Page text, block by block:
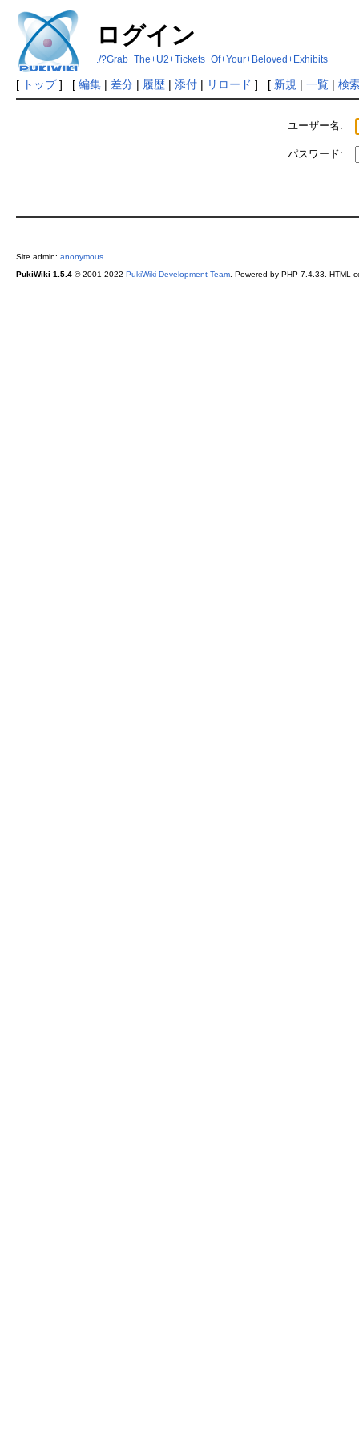
ログイン
./?Grab+The+U2+Tickets+Of+Your+Beloved+Exhibits
[ トップ] [ 編集| 差分| 履歴| 添付| リロード ] [ 新規 | 一覧| 検
ユーザー名:
パスワード:
Site admin: anonymous
PukiWiki 1.5.4© 2001-2022 PukiWiki Development Team. Powered by PHP 7.4.33. HTML